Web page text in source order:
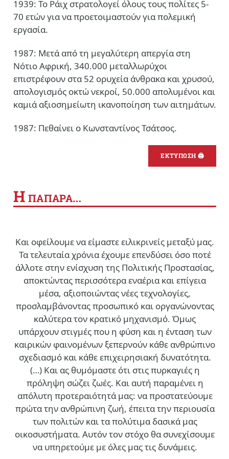
1939: Το Ράιχ στρατολογεί όλους τους πολίτες 5-
70 ετών για να προετοιμαστούν για πολεμική
εργασία.
1987: Μετά από τη μεγαλύτερη απεργία στη
Νότιο Αφρική, 340.000 μεταλλωρύχοι
επιστρέφουν στα 52 ορυχεία άνθρακα και χρυσού,
απολογισμός οκτώ νεκροί, 50.000 απολυμένοι και
καμιά αξιοσημείωτη ικανοποίηση των αιτημάτων.
1987: Πεθαίνει ο Κωνσταντίνος Τσάτσος.
ΕΚΤΥΠΩΣΗ 🖨
Η ΠΑΠΑΡΑ…
Και οφείλουμε να είμαστε ειλικρινείς μεταξύ μας.
Τα τελευταία χρόνια έχουμε επενδύσει όσο ποτέ
άλλοτε στην ενίσχυση της Πολιτικής Προστασίας,
αποκτώντας περισσότερα εναέρια και επίγεια
μέσα, αξιοποιώντας νέες τεχνολογίες,
προσλαμβάνοντας προσωπικό και οργανώνοντας
καλύτερα τον κρατικό μηχανισμό. Όμως
υπάρχουν στιγμές που η φύση και η ένταση των
καιρικών φαινομένων ξεπερνούν κάθε ανθρώπινο
σχεδιασμό και κάθε επιχειρησιακή δυνατότητα.
(…) Και ας θυμόμαστε ότι στις πυρκαγιές η
πρόληψη σώζει ζωές. Και αυτή παραμένει η
απόλυτη προτεραιότητά μας: να προστατεύουμε
πρώτα την ανθρώπινη ζωή, έπειτα την περιουσία
των πολιτών και τα πολύτιμα δασικά μας
οικοσυστήματα. Αυτόν τον στόχο θα συνεχίσουμε
να υπηρετούμε με όλες μας τις δυνάμεις.